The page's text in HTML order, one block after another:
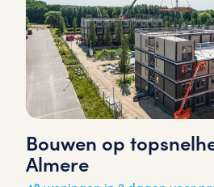
Bouwen op
Almere